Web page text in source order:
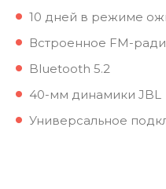
10 дней в режиме
Встроенное FM-
Bluetooth 5.2
40-мм динамики JBL
Универсальное